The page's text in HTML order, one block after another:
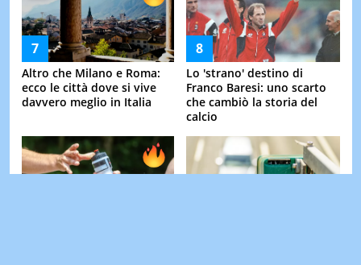
Altro che Milano e Roma:
ecco le città dove si vive
davvero meglio in Italia
Lo 'strano' destino di
Franco Baresi: uno scarto
che cambiò la storia del
calcio